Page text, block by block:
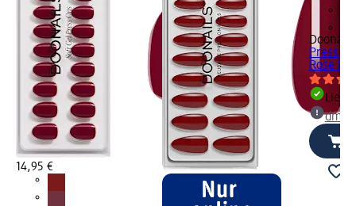
14,95 €
Doonails
Press
Rose
dm